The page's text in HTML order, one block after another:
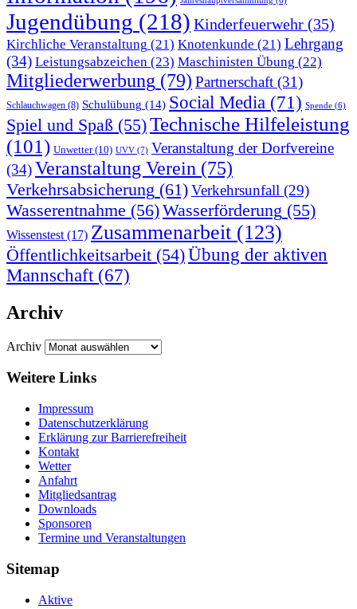
Jugendübung (218) Kinderfeuerwehr (35)
Kirchliche Veranstaltung (21) Knotenkunde (21) Lehrgang
(34) Leistungsabzeichen (23) Maschinisten Übung (22)
Mitgliederwerbung (79) Partnerschaft (31)
Schlauchwagen (8) Schulübung (14) Social Media (71) Spende (6)
Spiel und Spaß (55)Technische Hilfeleistung
(101) Unwetter(10) UVV (7) Veranstaltung der Dorfvereine
(34)Veranstaltung Verein (75)
Verkehrsabsicherung (61)Verkehrsunfall (29)
Wasserentnahme (56)Wasserförderung (55)
Wissenstest (17) Zusammenarbeit (123)
Öffentlichkeitsarbeit (54)Übung der aktiven
Mannschaft (67)
Archiv
Archiv
Weitere Links
Impressum
Datenschutzerklärung
Erklärung zur Barriere­frei­heit
Kontakt
Wetter
Anfahrt
Mitgliedsantrag
Downloads
Sponsoren
Termine und Veranstaltungen
Sitemap
Aktive